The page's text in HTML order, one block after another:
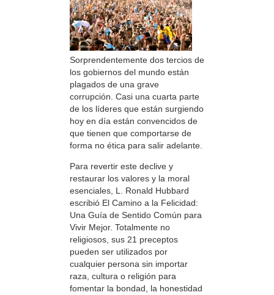
Sorprendentemente dos tercios de
los gobiernos del mundo están
plagados de una grave
corrupción. Casi una cuarta parte
de los líderes que están surgiendo
hoy en día están convencidos de
que tienen que comportarse de
forma no ética para salir adelante.
Para revertir este declive y
restaurar los valores y la moral
esenciales, L. Ronald Hubbard
escribió El Camino a la Felicidad:
Una Guía de Sentido Común para
Vivir Mejor. Totalmente no
religiosos, sus 21 preceptos
pueden ser utilizados por
cualquier persona sin importar
raza, cultura o religión para
fomentar la bondad, la honestidad